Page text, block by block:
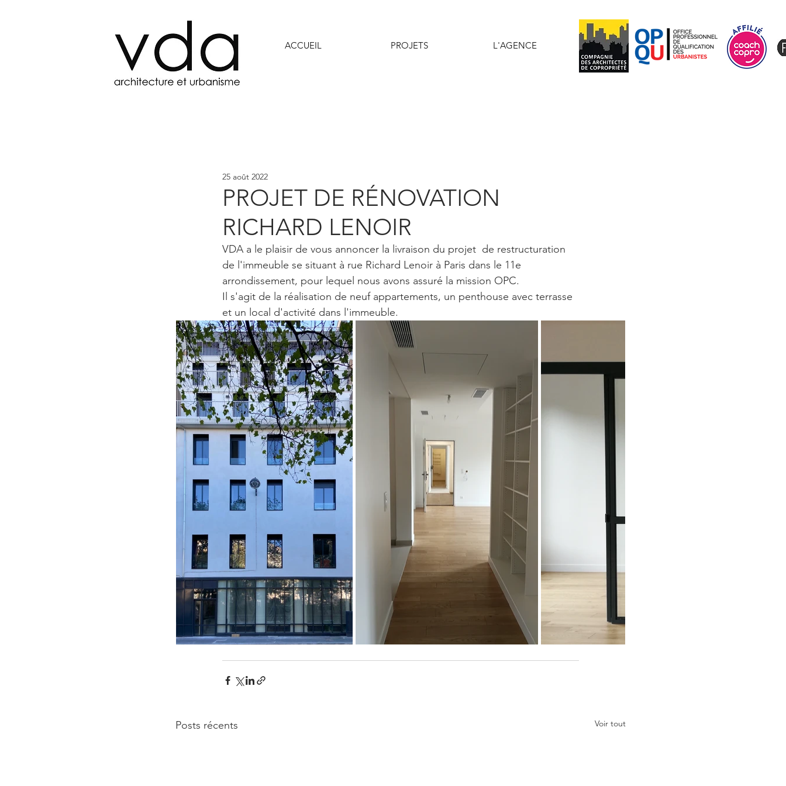
ACCUEIL PROJETS L'AGENCE Plus
PROJET DE RÉNOVATION
RICHARD LENOIR
25 août 2022
VDA a le plaisir de vous annoncer la livraison du projet  de restructuration
de l'immeuble se situant à rue Richard Lenoir à Paris dans le 11e
arrondissement, pour lequel nous avons assuré la mission OPC.
Il s'agit de la réalisation de neuf appartements, un penthouse avec terrasse
et un local d'activité dans l'immeuble.
Posts récents Voir tout